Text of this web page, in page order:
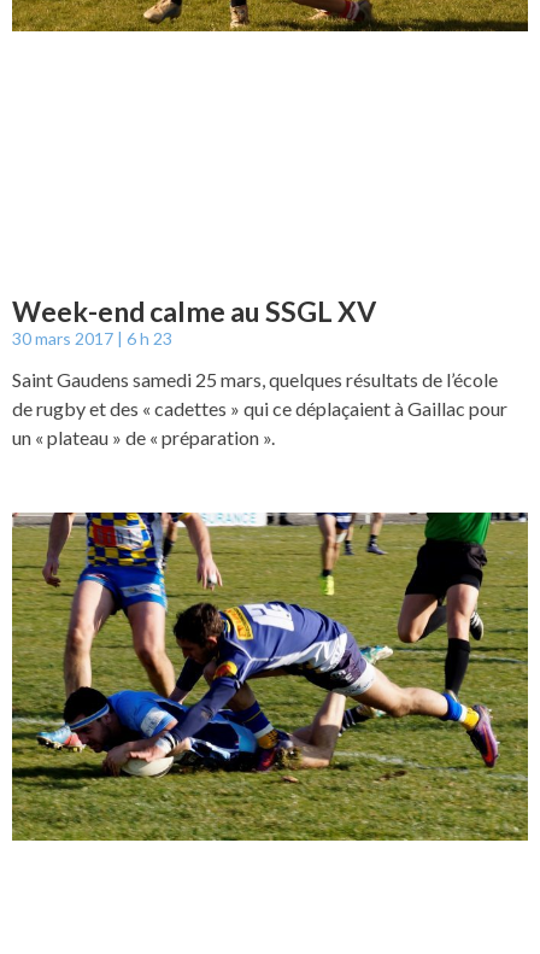
Week-end calme au SSGL XV
30 mars 2017 6 h 23
Saint Gaudens samedi 25 mars, quelques résultats de l’école
de rugby et des « cadettes » qui ce déplaçaient à Gaillac pour
un « plateau » de « préparation ».